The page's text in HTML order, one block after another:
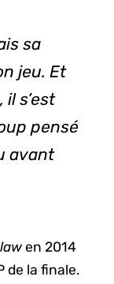
sa
jeu. Et
s’est
pensé
avant
en 2014
de la finale.